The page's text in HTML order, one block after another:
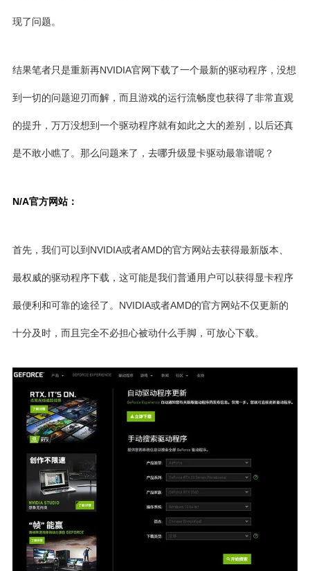
现了问题。
结果笔者只是重新再NVIDIA官网下载了一个最新的驱动程序，没想
到一切的问题迎刃而解，而且游戏的运行流畅度也获得了非常直观
的提升，万万没想到一个驱动程序就有如此之大的差别，以后还真
是不敢小瞧了。那么问题来了，去哪升级显卡驱动最靠谱呢？
N/A官方网站：
首先，我们可以到NVIDIA或者AMD的官方网站去获得最新版本、
最权威的驱动程序下载，这可能是我们普通用户可以获得显卡程序
最便利和可靠的途径了。NVIDIA或者AMD的官方网站不仅更新的
十分及时，而且完全不必担心被动什么手脚，可放心下载。